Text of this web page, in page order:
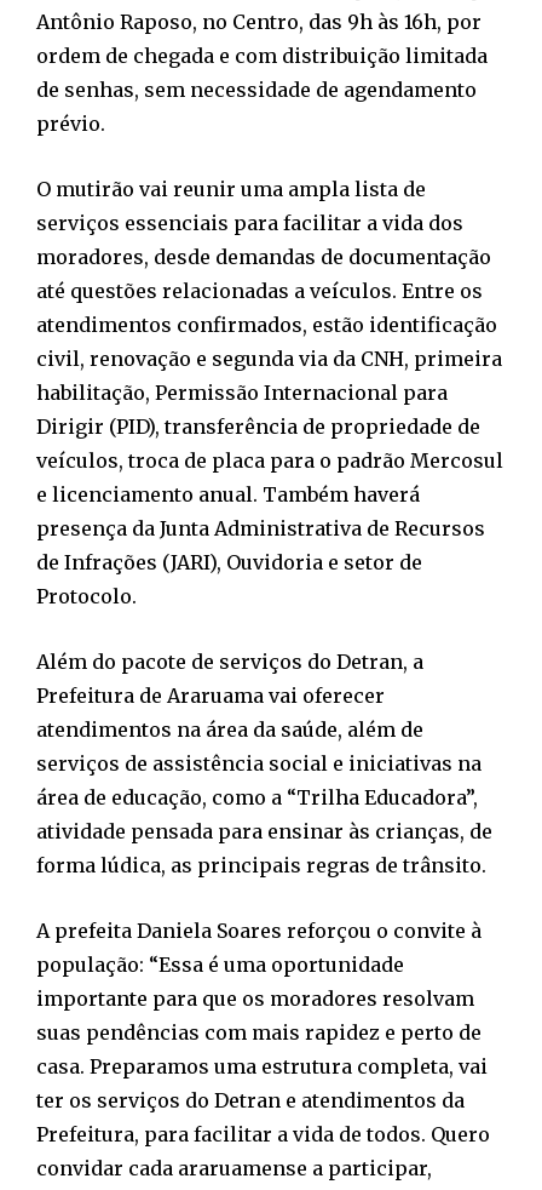
Antônio Raposo, no Centro, das 9h às 16h, por
ordem de chegada e com distribuição limitada
de senhas, sem necessidade de agendamento
prévio.
O mutirão vai reunir uma ampla lista de
serviços essenciais para facilitar a vida dos
moradores, desde demandas de documentação
até questões relacionadas a veículos. Entre os
atendimentos confirmados, estão identificação
civil, renovação e segunda via da CNH, primeira
habilitação, Permissão Internacional para
Dirigir (PID), transferência de propriedade de
veículos, troca de placa para o padrão Mercosul
e licenciamento anual. Também haverá
presença da Junta Administrativa de Recursos
de Infrações (JARI), Ouvidoria e setor de
Protocolo.
Além do pacote de serviços do Detran, a
Prefeitura de Araruama vai oferecer
atendimentos na área da saúde, além de
serviços de assistência social e iniciativas na
área de educação, como a “Trilha Educadora”,
atividade pensada para ensinar às crianças, de
forma lúdica, as principais regras de trânsito.
A prefeita Daniela Soares reforçou o convite à
população: “Essa é uma oportunidade
importante para que os moradores resolvam
suas pendências com mais rapidez e perto de
casa. Preparamos uma estrutura completa, vai
ter os serviços do Detran e atendimentos da
Prefeitura, para facilitar a vida de todos. Quero
convidar cada araruamense a participar,